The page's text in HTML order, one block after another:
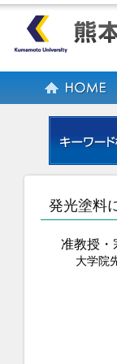
発光塗料
准教授
大学院